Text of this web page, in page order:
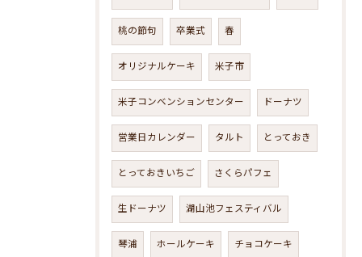
桃の節句 卒業式 春
オリジナルケーキ 米子市
米子コンベンションセンター ドーナツ
営業日カレンダー タルト とっておき
とっておきいちご さくらパフェ
生ドーナツ 湖山池フェスティバル
琴浦 ホールケーキ チョコケーキ